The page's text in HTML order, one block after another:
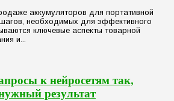
аккумуляторов для портативной
шагов, необходимых для эффективного
ключевые аспекты товарной
и...
к нейросетям так,
результат